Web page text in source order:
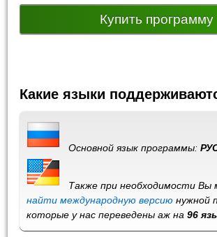
Купить программу
Какие языки
Основной язык программы:
Также при необходимости Вы
найти международную версию нужной
которые у нас переведены аж на96